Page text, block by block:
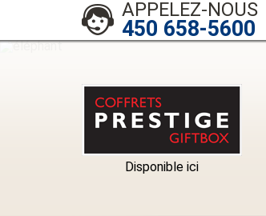
APPELEZ-NOUS
450 658-5600
Disponible ici